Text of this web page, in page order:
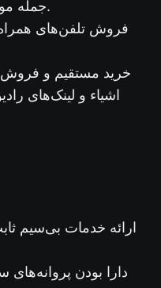
جمله مودم‌های نسل چهارم و پنجم.
فروش تلفن‌های
خرید مستقیم و فروش
اشیاء و لینک‌های
ارائه خدمات بی‌سیم
دارا بودن